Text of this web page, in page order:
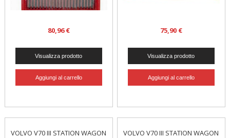
80,96 € 75,90 €
VOLVO V70 III STATION WAGON
VOLVO V70 III STATION WAGON